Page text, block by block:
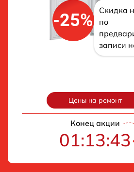
-25%
Скидка
по
записи
Цены на ремонт
Конец акции
01:13:42